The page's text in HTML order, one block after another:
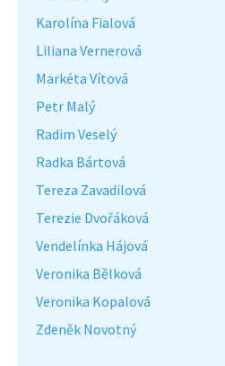
Karolína Fialová
Liliana Vernerová
Markéta Vítová
Petr Malý
Radim Veselý
Radka Bártová
Tereza Zavadilová
Terezie Dvořáková
Vendelínka Hájová
Veronika Bělková
Veronika Kopalová
Zdeněk Novotný